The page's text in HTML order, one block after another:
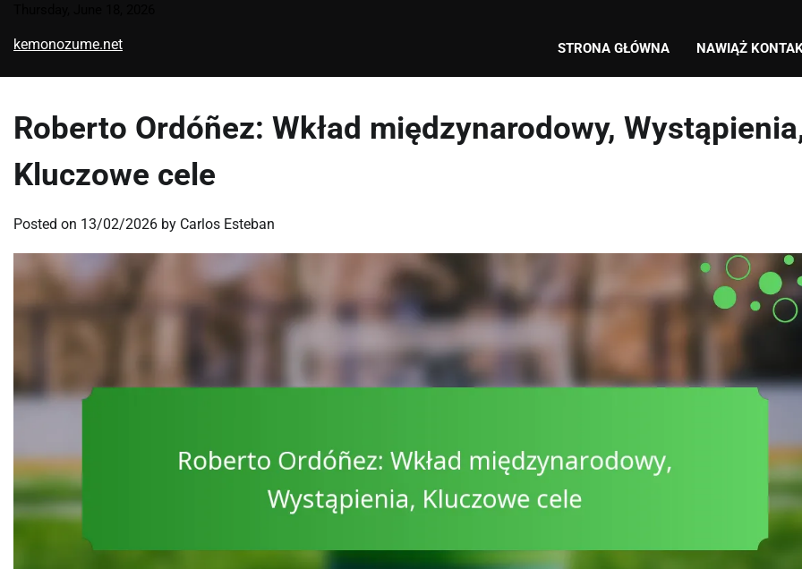
content
kemonozume.net STRONA GŁÓWNA NAWIĄŻ
Roberto Ordóñez: Wkład międzynarodowy,
Kluczowe cele
Posted on 13/02/2026 by Carlos Esteban